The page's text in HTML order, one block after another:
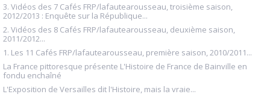
3. Vidéos des 7 Cafés FRP/lafautearousseau, troisième saison,
2012/2013 : Enquête sur la République...
2. Vidéos des 8 Cafés FRP/lafautearousseau, deuxième saison,
2011/2012...
1. Les 11 Cafés FRP/lafautearousseau, première saison, 2010/2011...
La France pittoresque présente L'Histoire de France de Bainville en
fondu enchaîné
L'Exposition de Versailles dit l'Histoire, mais la vraie...